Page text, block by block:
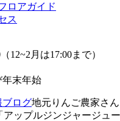
ロアガイド
ス
12~2月は17:00まで）
年末年始
ブログ地元りんご農家さ
アップルジンジャージュ